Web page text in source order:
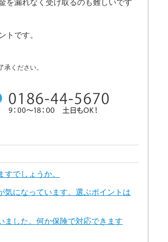
を漏れなく受け取るのも難しいです
トです。
ください。
でしょうか。
気になっています。選ぶポイントは
ました。何か保険で対応できます